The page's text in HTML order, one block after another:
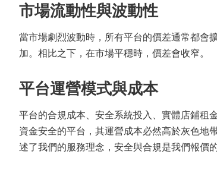
市場流動性與波動性
當市場劇烈波動時，所有平台的價差通常都會
加。相比之下，在市場平穩時，價差會收窄。
平台運營模式與成本
平台的合規成本、安全系統投入、實體店鋪租
資金安全的平台，其運營成本必然高於灰色地
述了我們的服務理念，安全與合規是我們報價的